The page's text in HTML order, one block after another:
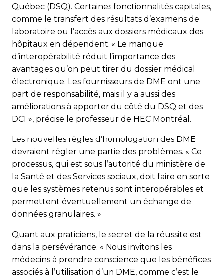
Québec (DSQ). Certaines fonctionnalités capitales,
comme le transfert des résultats d’examens de
laboratoire ou l’accès aux dossiers médicaux des
hôpitaux en dépendent. « Le manque
d’interopérabilité réduit l’importance des
avantages qu’on peut tirer du dossier médical
électronique. Les fournisseurs de DME ont une
part de responsabilité, mais il y a aussi des
améliorations à apporter du côté du DSQ et des
DCI », précise le professeur de HEC Montréal.
Les nouvelles règles d’homologation des DME
devraient régler une partie des problèmes. « Ce
processus, qui est sous l’autorité du ministère de
la Santé et des Services sociaux, doit faire en sorte
que les systèmes retenus sont inter­opérables et
permettent éventuellement un échange de
données granulaires. »
Quant aux praticiens, le secret de la réussite est
dans la persévérance. « Nous invitons les
médecins à prendre conscience que les bénéfices
associés à l’utilisation d’un DME, comme c’est le